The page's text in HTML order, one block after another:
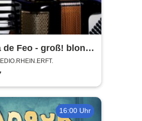
de Feo - groß! blond!
16:00 Uhr